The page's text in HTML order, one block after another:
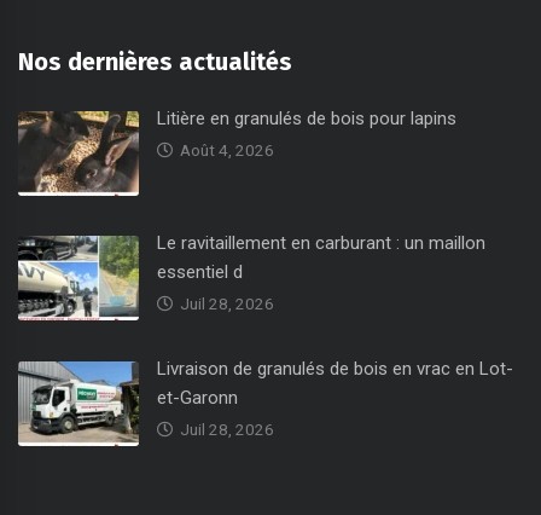
Nos dernières actualités
Litière en granulés de bois pour lapins
Août 4, 2026
Le ravitaillement en carburant : un maillon
essentiel d
Juil 28, 2026
Livraison de granulés de bois en vrac en Lot-
et-Garonn
Juil 28, 2026